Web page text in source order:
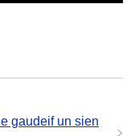
gaudeif un sien